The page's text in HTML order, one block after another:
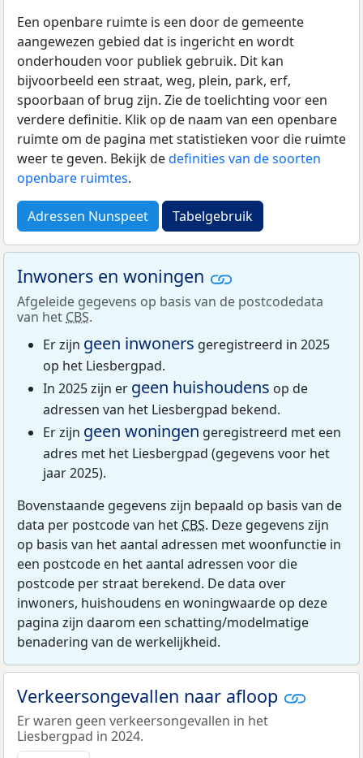
Een openbare ruimte is een door de gemeente
aangewezen gebied dat is ingericht en wordt
onderhouden voor publiek gebruik. Dit kan
bijvoorbeeld een straat, weg, plein, park, erf,
spoorbaan of brug zijn. Zie de toelichting voor een
verdere definitie. Klik op de naam van een openbare
ruimte om de pagina met statistieken voor die ruimte
weer te geven. Bekijk dedefinities van de soorten
openbare ruimtes.
Adressen Nunspeet Tabelgebruik
Inwoners en woningen
Afgeleide gegevens op basis van de postcodedata
van het CBS.
Er zijn geen inwoners geregistreerd in 2025
op het Liesbergpad.
In 2025 zijn er geen huishoudens op de
adressen van het Liesbergpad bekend.
Er zijn geen woningen geregistreerd met een
adres met het Liesbergpad (gegevens voor het
jaar 2025).
Bovenstaande gegevens zijn bepaald op basis van de
data per postcode van het CBS. Deze gegevens zijn
op basis van het aantal adressen met woonfunctie in
een postcode en het aantal adressen voor die
postcode per straat berekend. De data over
inwoners, huishoudens en woningwaarde op deze
pagina zijn daarom een schatting/modelmatige
benadering van de werkelijkheid.
Verkeersongevallen naar afloop
Er waren geen verkeersongevallen in het
Liesbergpad in 2024.